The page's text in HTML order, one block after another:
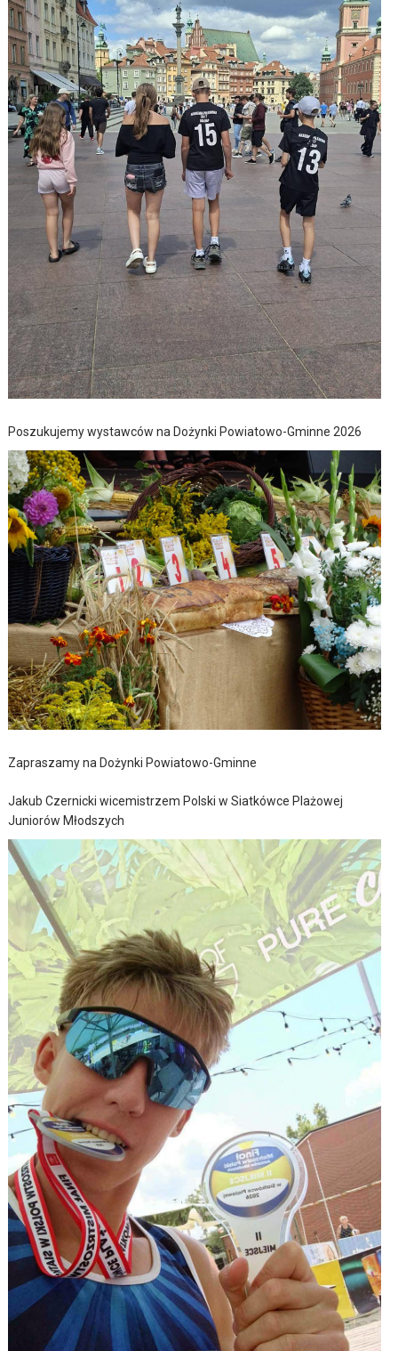
Poszukujemy wystawców na Dożynki Powiatowo-Gminne 2026
Zapraszamy na Dożynki Powiatowo-Gminne
Jakub Czernicki wicemistrzem Polski w Siatkówce Plażowej
Juniorów Młodszych